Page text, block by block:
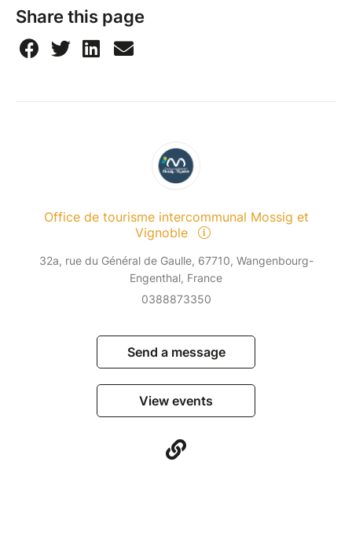
Share this page
Office de tourisme intercommunal Mossig et
Vignoble
32a, rue du Général de Gaulle, 67710, Wangenbourg-
Engenthal, France
0388873350
Send a message
View events